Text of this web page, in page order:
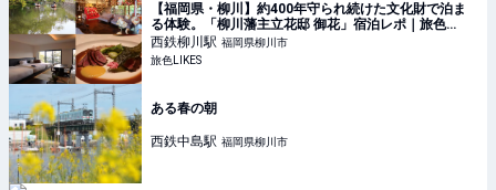
【福岡県・柳川】約400年守られ続けた文化財で泊ま
る体験。「柳川藩主立花邸 御花」宿泊レポ｜旅色
LIKES
西鉄柳川駅 福岡県柳川市
旅色LIKES
ある春の朝
西鉄中島駅 福岡県柳川市